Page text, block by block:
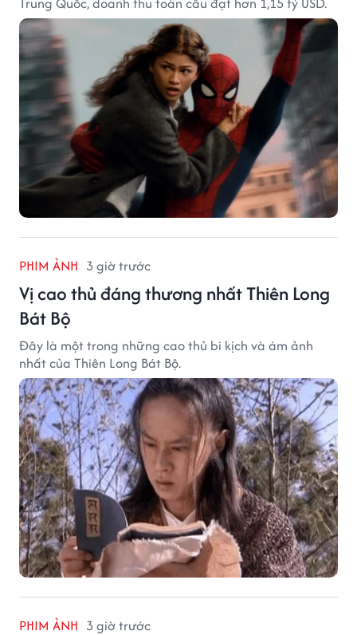
PHIM ẢNH 3 giờ trước
Vị cao thủ đáng thương nhất Thiên Long
Bát Bộ
Đây là một trong những cao thủ bi kịch và ám ảnh
nhất của Thiên Long Bát Bộ.
PHIM ẢNH 3 giờ trước